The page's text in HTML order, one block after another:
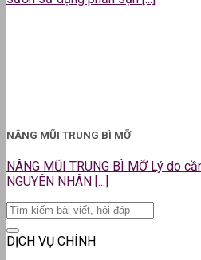
NÂNG MŨI TRUNG BÌ MỠ
NÂNG MŨI TRUNG BÌ MỠ Lý do
NGUYÊN NHÂN [...]
DỊCH VỤ CHÍNH